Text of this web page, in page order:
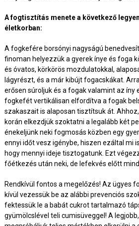
A fogtisztítás menete a következő
életkorban:
A fogkefére borsónyi nagyságú
finoman helyezzük a gyerek ínye és foga
és óvatos, körkörös mozdulatokkal,
lágyrészt, és a már kibújt fogacskákat.
erősen súroljuk és a fogak valamint az íny
fogkefét vertikálisan elfordítva a fogak
szakaszait is alaposan tisztítsuk át.
korán elkezdjük szoktatni a legalább két
énekeljünk neki fogmosás közben egy
ennyi időt vesz igénybe, hiszen ezáltal mi
hogy mennyi ideje tisztogatunk. Ezt
főétkezés után neki, de lefekvés előtt
Rendkívül fontos a megelőzés! Az ügyes
kívül vezessük be az alábbi prevenciós
fektessük le a babát cukrot tartalmazó
gyümölcslével teli cumisüveggel! A